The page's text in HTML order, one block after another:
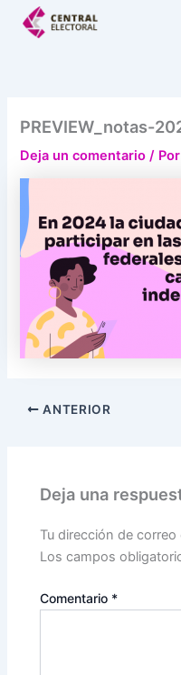
PREVIEW_notas-
Deja un comentario / Por
ANTERIOR
Deja una
Tu dirección de
Los campos
Comentario *